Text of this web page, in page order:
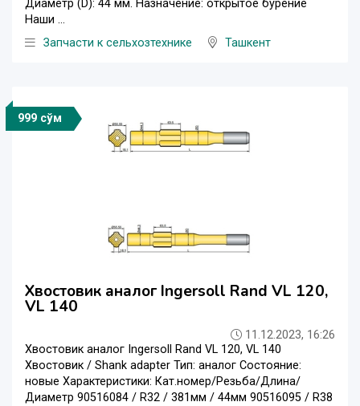
Диаметр (D): 44 мм. Назначение: открытое бурение
Наши ...
Запчасти к сельхозтехнике
Ташкент
999 сўм
Хвостовик аналог Ingersoll Rand VL 120,
VL 140
11.12.2023, 16:26
Хвостовик аналог Ingersoll Rand VL 120, VL 140
Хвостовик / Shank adapter Тип: аналог Состояние:
новые Характеристики: Кат.номер/Резьба/Длина/
Диаметр 90516084 / R32 / 381мм / 44мм 90516095 / R38